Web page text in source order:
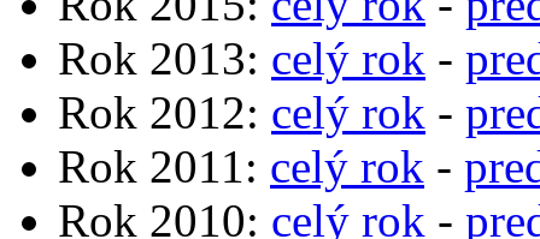
Rok 2013: celý rok -
Rok 2012: celý rok -
Rok 2011: celý rok -
Rok 2010: celý rok -